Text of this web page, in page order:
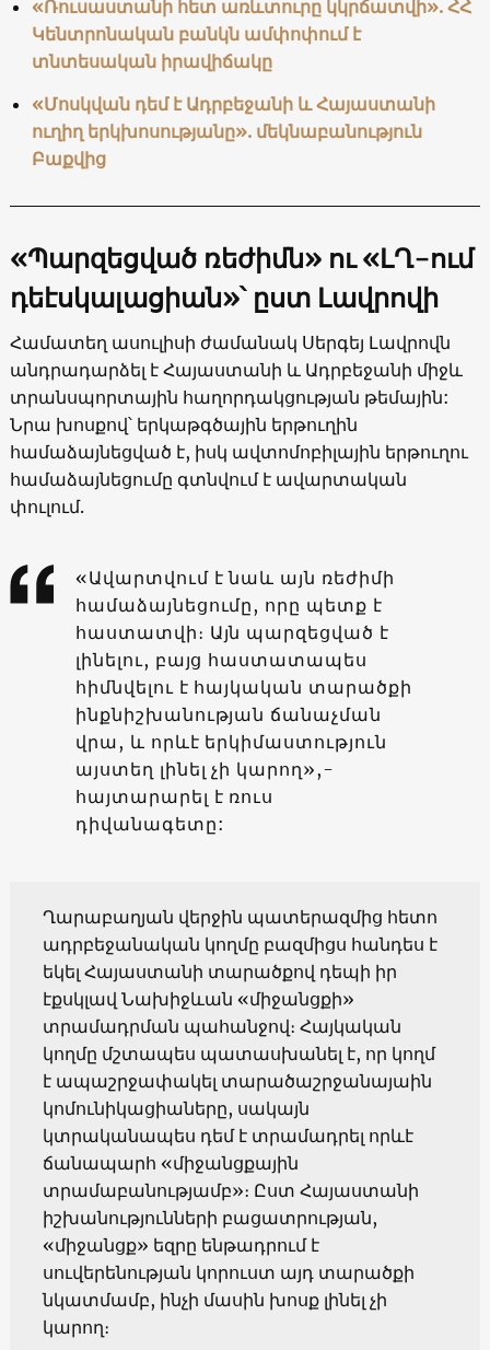
«Ռուսաստանի հետ առևտուրը կկրճատվի». ՀՀ
Կենտրոնական բանկն ամփոփում է
տնտեսական իրավիճակը
«Մոսկվան դեմ է Ադրբեջանի և Հայաստանի
ուղիղ երկխոսությանը». մեկնաբանություն
Բաքվից
«Պարզեցված ռեժիմն» ու «ԼՂ-ում
դեէսկալացիան»՝ ըստ Լավրովի
Համատեղ ասուլիսի ժամանակ Սերգեյ Լավրովն
անդրադարձել է Հայաստանի և Ադրբեջանի միջև
տրանսպորտային հաղորդակցության թեմային:
Նրա խոսքով՝ երկաթգծային երթուղին
համաձայնեցված է, իսկ ավտոմոբիլային երթուղու
համաձայնեցումը գտնվում է ավարտական
փուլում.
«Ավարտվում է նաև այն ռեժիմի
համաձայնեցումը, որը պետք է
հաստատվի։ Այն պարզեցված է
լինելու, բայց հաստատապես
հիմնվելու է հայկական տարածքի
ինքնիշխանության ճանաչման
վրա, և որևէ երկիմաստություն
այստեղ լինել չի կարող»,-
հայտարարել է ռուս
դիվանագետը:
Ղարաբաղյան վերջին պատերազմից հետո
ադրբեջանական կողմը բազմիցս հանդես է
եկել Հայաստանի տարածքով դեպի իր
էքսկլավ Նախիջևան «միջանցքի»
տրամադրման պահանջով։ Հայկական
կողմը մշտապես պատասխանել է, որ կողմ
է ապաշրջափակել տարածաշրջանայաին
կոմունիկացիաները, սակայն
կտրականապես դեմ է տրամադրել որևէ
ճանապարհ «միջանցքային
տրամաբանությամբ»։ Ըստ Հայաստանի
իշխանությունների բացատրության,
«միջանցք» եզրը ենթադրում է
սուվերենության կորուստ այդ տարածքի
նկատմամբ, ինչի մասին խոսք լինել չի
կարող։